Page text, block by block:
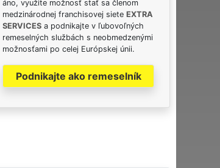
áno, využite možnosť stať sa členom
medzinárodnej franchisovej siete EXTRA
SERVICES a podnikajte v ľubovoľných
remeselných službách s neobmedzenými
možnosťami po celej Európskej únii.
Podnikajte ako remeselník